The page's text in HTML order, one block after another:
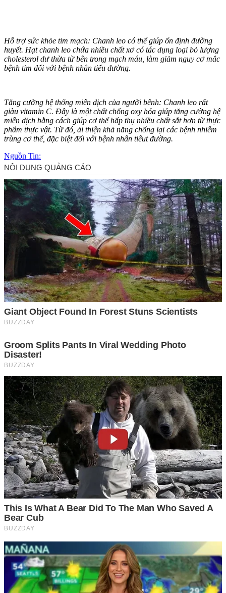
Hỗ trợ sức khỏe tim mạch: Chanh leo có thể giúp ổn định đường
huyết. Hạt chanh leo chứa nhiều chất xơ có tác dụng loại bỏ lượng
cholesterol dư thừa từ bên trong mạch máu, làm giảm nguy cơ mắc
bệnh tim đối với bệnh nhân tiểu đường.
Tăng cường hệ thống miễn dịch của người bênh: Chanh leo rất
giàu vitamin C. Đây là một chất chống oxy hóa giúp tăng cường hệ
miễn dịch bằng cách giúp c‌ơ th‌ể hấp thụ nhiều chất sắt hơn từ thực
phẩm thực vật. Từ đó, ải thiện khả năng chống lại các bệnh nhiễm
trùng c‌ơ th‌ể, đặc biệt đối với bệnh nhân tiêut đường.
Nguồn Tin: